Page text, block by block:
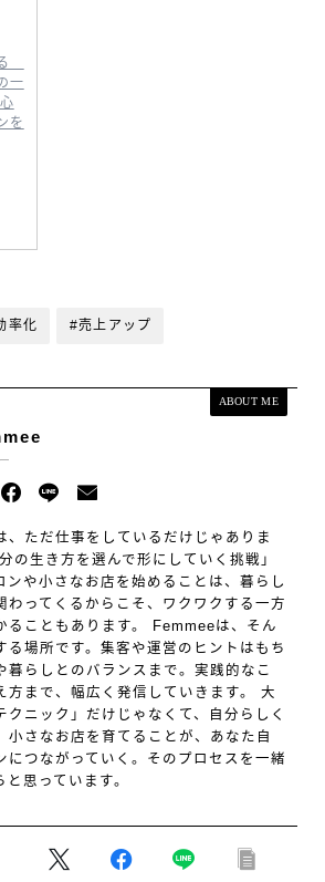
一
を
率化 #売上アップ
ABOUT ME
、ただ仕事をしているだけじゃありま
の生き方を選んで形にしていく挑戦」
ンや小さなお店を始めることは、暮らし
わってくるからこそ、ワクワクする一方
ることもあります。 Femmeeは、そん
る場所です。集客や運営のヒントはもち
暮らしとのバランスまで。実践的なこ
方まで、幅広く発信していきます。 大
クニック」だけじゃなくて、自分らしく
小さなお店を育てることが、あなた自
につながっていく。そのプロセスを一緒
思っています。